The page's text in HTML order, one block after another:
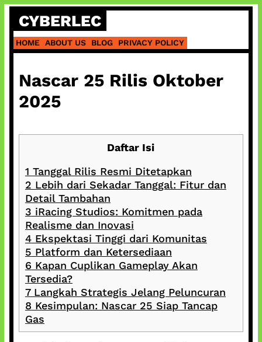
Skip
content
CYBERLEC
HOME ABOUT US BLOG PRIVACY POLICY
Nascar 25 Rilis Oktober
2025
Daftar Isi
1 Tanggal Rilis Resmi Ditetapkan
2 Lebih dari Sekadar Tanggal: Fitur dan
Detail Tambahan
3 iRacing Studios: Komitmen pada
Realisme dan Inovasi
4Ekspektasi Tinggi dari Komunitas
5 Platform dan Ketersediaan
6 Kapan Cuplikan Gameplay Akan
Tersedia?
7Langkah Strategis Jelang Peluncuran
8 Kesimpulan: Nascar 25 Siap Tancap
Gas